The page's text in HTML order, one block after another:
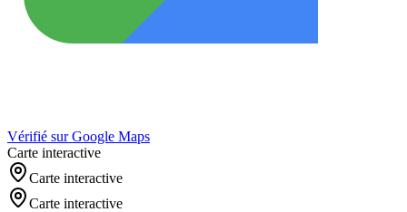
Vérifié sur Google Maps
Carte interactive
Carte interactive
Carte interactive